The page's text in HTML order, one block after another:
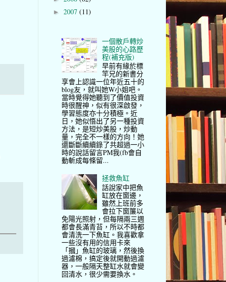
► 2007 (11)
一個散戶轉炒
美股的心路歷
程(補充版)
早前有緣於標
竿兄的新書分
享會上認識一位年近五十的
blog友，就叫她W小姐吧。
當時覺得她聽到了價值投資
時很醒神，似有很深啟發，
學習態度亦十分積極。近
日，她似悟出了另一種投資
方法，是短炒美股，炒動
量，完全不一樣的方向！她
還斷斷續續錄了共超過一小
時的說話留言PM我(fb會自
動斬成每條留...
拯救魚缸
話說家中把魚
缸放在窗邊，
雖然上班前多
會拉下窗簾以
免陽光照射，但每隔兩三週
都會長滿青苔，所以不時都
會清洗一下魚缸。我喜歡拿
一些沒有用的信用卡來
「摑」魚缸的玻璃，然後換
過濾棉，搞定後就開動過濾
器，一般隔天整缸水就會變
回清水，很少需要換水。